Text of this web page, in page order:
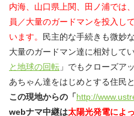
内海、山口県上関、田ノ浦では
員／大量のガードマンを投入し
います。
民主的な手続きも微妙
大量のガードマン達に相対して
と地球の回転 」でもクローズア
あちゃん達をはじめとする住民
この現地からの「http://
webナマ中継は太陽光発電によ